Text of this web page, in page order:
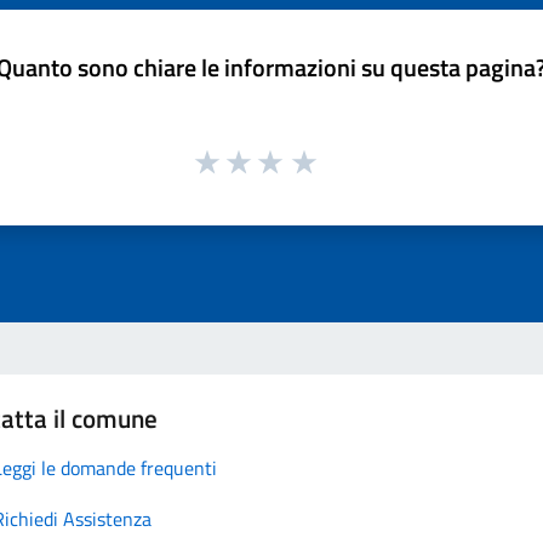
sono chiare le informazioni su questa
il comune
le domande frequenti
Assistenza